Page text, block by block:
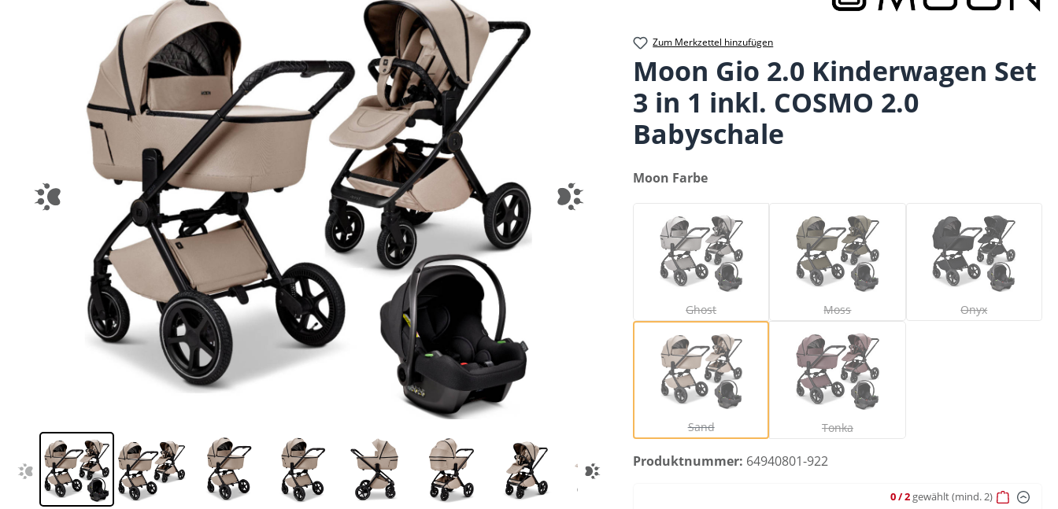
Zum Merkzettel hinzufügen
Moon Gio 2.0 Kinderwagen Set
3 in 1 inkl. COSMO 2.0
Babyschale
auswählen
Moon Farbe
Ghost
Ghost
(Diese Option ist zurzeit nicht verfügbar.)
Moss
Moss
(Diese Option ist zurzeit nicht verfügbar.)
Onyx
Onyx
(Diese Option ist
Sand
Sand
(Diese Option ist zurzeit nicht verfügbar.)
Tonka
Tonka
(Diese Option ist zurzeit nicht verfügbar.)
Produktnummer: 64940801-922
0/ 2 gewählt(mind. 2)